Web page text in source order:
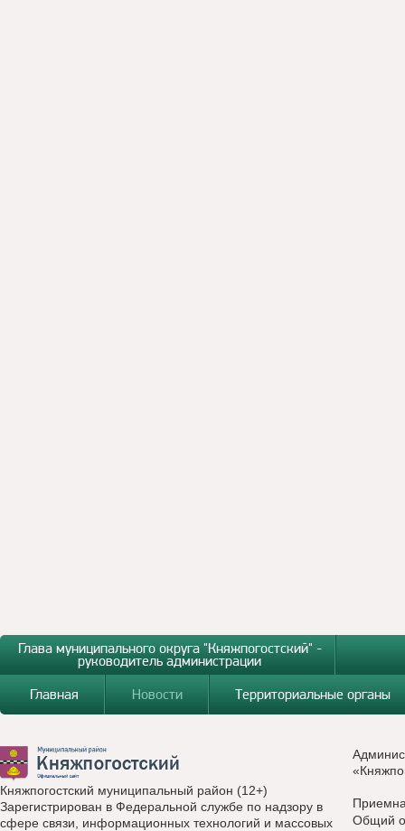
Глава муниципального округа "Княжпогостский" -
руководитель администрации
Главная
Новости Территориальные органы
Княжпогостский муниципальный район (12+)
Зарегистрирован в Федеральной службе по надзору в
сфере связи, информационных технологий и массовых
Общий